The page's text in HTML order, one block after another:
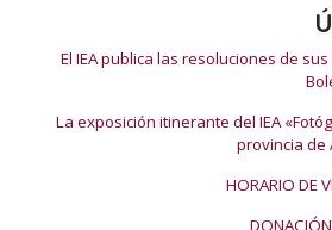
El IEA publica las resoluciones de
La exposición itinerante del IEA
provincia de
HORARIO DE